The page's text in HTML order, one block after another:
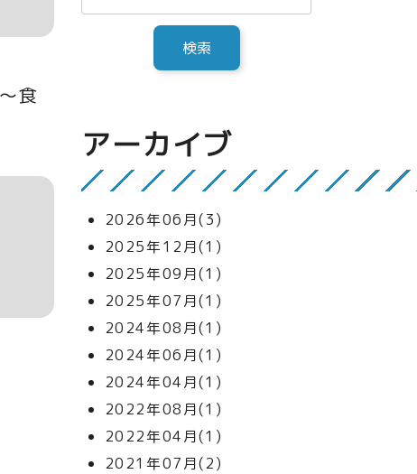
食
アーカイブ
2026年06月(3)
2025年12月(1)
2025年09月(1)
2025年07月(1)
2024年08月(1)
2024年06月(1)
2024年04月(1)
2022年08月(1)
2022年04月(1)
2021年07月(2)